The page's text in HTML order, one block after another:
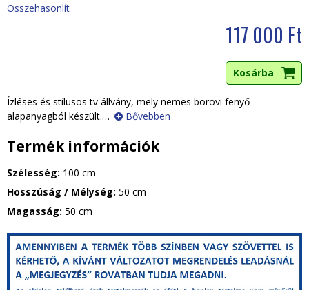
Összehasonlít
117 000 Ft
Ízléses és stílusos tv állvány, mely nemes borovi fenyő
alapanyagból készült.… Bővebben
Termék információk
Szélesség: 100 cm
Hosszúság / Mélység: 50 cm
Magasság: 50 cm
g